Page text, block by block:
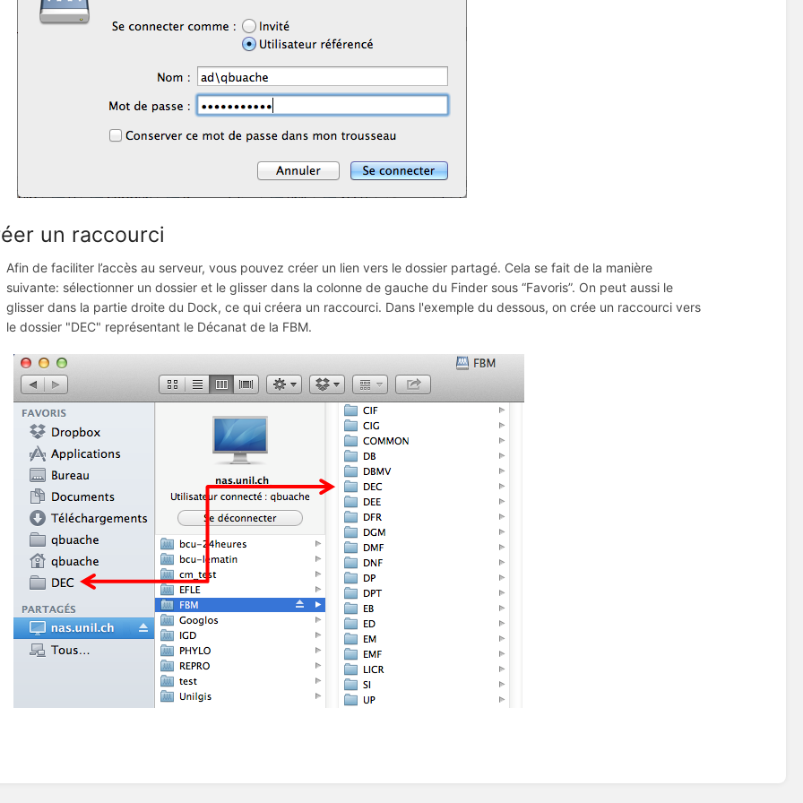
un raccourci
Afin de faciliter l’accès au serveur, vous pouvez créer un lien vers le dossier partagé. Cela se fait de la manière
suivante: sélectionner un dossier et le glisser dans la colonne de gauche du Finder sous “Favoris”. On peut aussi le
glisser dans la partie droite du Dock, ce qui créera un raccourci. Dans l'exemple du dessous, on crée un raccourci vers
le dossier "DEC" représentant le Décanat de la FBM.